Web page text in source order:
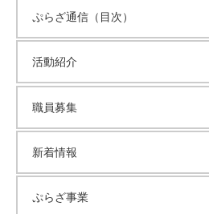
ぷらざ通信（目次）
活動紹介
職員募集
新着情報
ぷらざ事業